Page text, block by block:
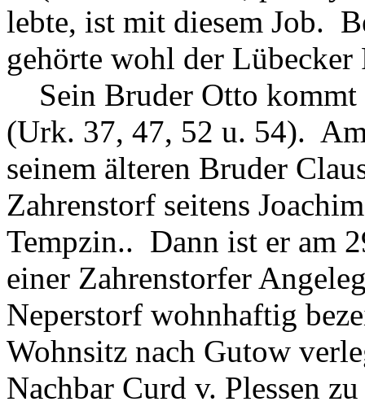
lebte, ist mit diesem Job.
gehörte wohl der Lübecker
Sein Bruder Otto
(Urk. 37, 47, 52 u. 54).
seinem älteren Bruder
Zahrenstorf seitens
Tempzin.. Dann ist er am
einer Zahrenstorfer
Neperstorf wohnhaftig
Wohnsitz nach Gutow
Nachbar Curd v. Plessen